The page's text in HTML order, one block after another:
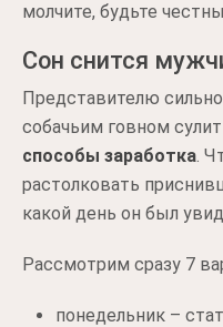
молчите, будьте
Сон снится
Представителю
собачьим говном сулит
способы заработка.
растолковать
какой день он был
Рассмотрим сразу 7
понедельник –